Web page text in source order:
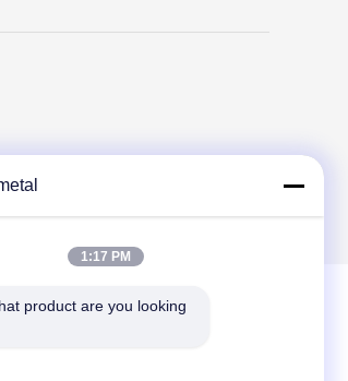
1:17 PM
product are you looking